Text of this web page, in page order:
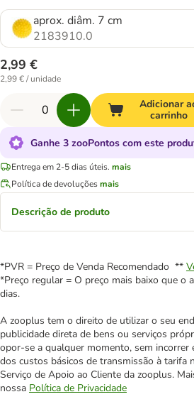
aprox. diâm. 7 cm
2183910.0
2,99 €
2,99 € / unidade
Adicionar
carrinho
Ganhe 3 zooPontos com este
Entrega em 2-5 dias úteis. mais
Política de devoluçõesmais
Descrição de produto
*PVR = Preço de Venda Recomendado **
*Preço regular = O preço mais baixo que o
dias.
A zooplus tem o direito de utilizar o seu
publicidade direta de bens ou serviços
opor-se a qualquer momento, sem incorrer
dos custos básicos de transmissão à tarifa
Serviço de Apoio ao Cliente da zooplus.
nossa Política de Privacidade